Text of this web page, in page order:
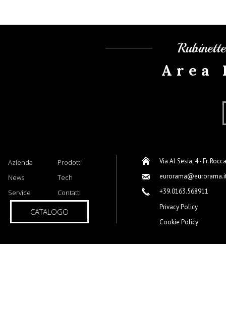
Area
Azienda
Prodotti
News
Tech
Service
Contatti
CATALOGO
Via Al Sesia, 4 - Fr.
+39.0163.568911
Privacy Policy
Cookie Policy